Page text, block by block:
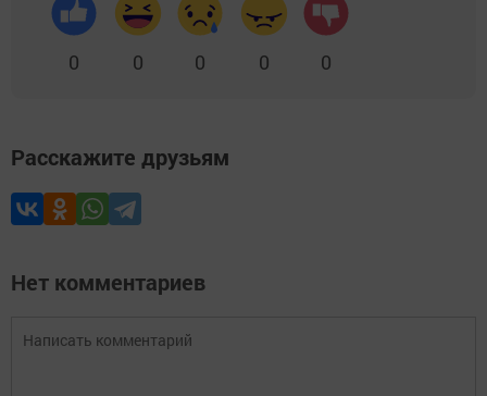
0 0 0 0 0
Расскажите друзьям
Нет комментариев